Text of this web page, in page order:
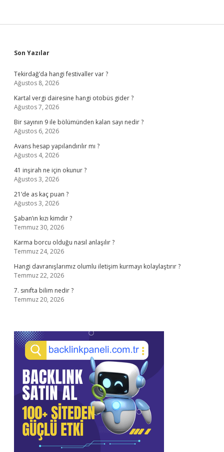
Sidebar
Son Yazılar
Tekirdağ’da hangi festivaller var ?
Ağustos 8, 2026
Kartal vergi dairesine hangi otobüs gider ?
Ağustos 7, 2026
Bir sayının 9 ile bölümünden kalan sayı nedir ?
Ağustos 6, 2026
Avans hesap yapılandırılır mı ?
Ağustos 4, 2026
41 inşirah ne için okunur ?
Ağustos 3, 2026
21’de as kaç puan ?
Ağustos 3, 2026
Şaban’ın kızı kimdir ?
Temmuz 30, 2026
Karma borcu olduğu nasıl anlaşılır ?
Temmuz 24, 2026
Hangi davranışlarımız olumlu iletişim kurmayı kolaylaştırır ?
Temmuz 22, 2026
7. sınıfta bilim nedir ?
Temmuz 20, 2026